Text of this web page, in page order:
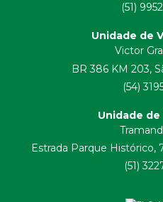
(51)
Unidade de
Victor
BR 386 KM 203,
(54)
Unidade de
Estrada Parque Histórico,
(51)